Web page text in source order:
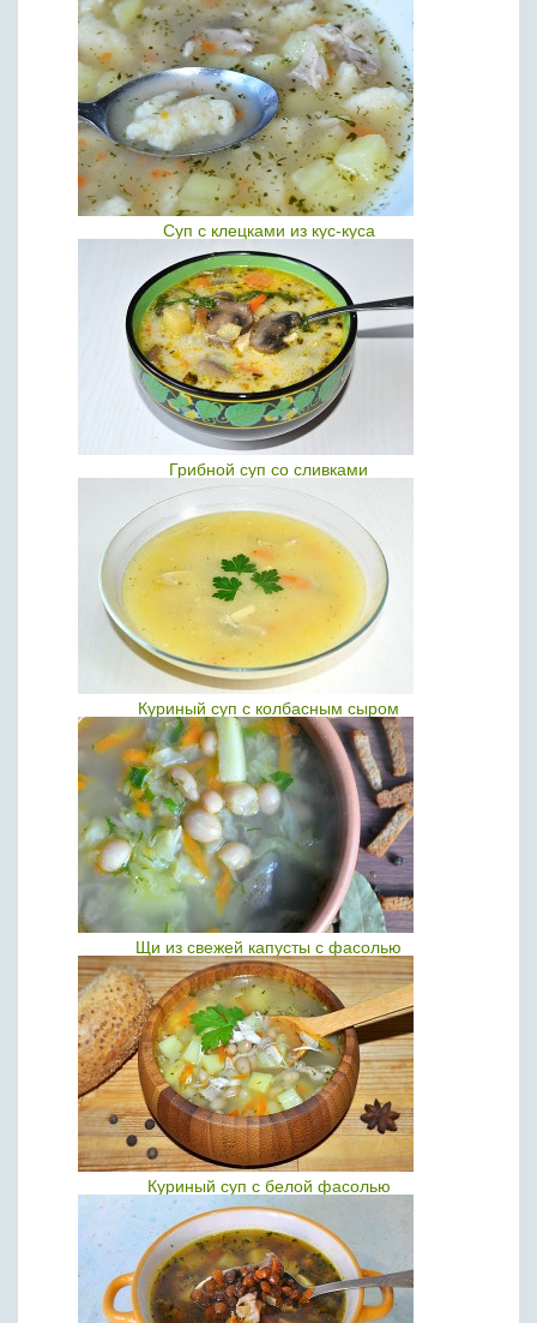
Суп с клецками из кус-куса
Грибной суп со сливками
Куриный суп с колбасным сыром
Щи из свежей капусты с фасолью
Куриный суп с белой фасолью